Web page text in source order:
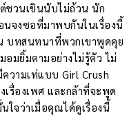
ชวนเขินนับไม่ถ้วน นัก
จงซอที่มาพบกันในเรื่องนี้
บทสนทนาที่พวกเขาพูดคุย
อมยิ้มตามอย่างไม่รู้ตัว ไม่
ความเท่แบบ Girl Crush
รื่องเพศ และกล้าที่จะพูด
ใจว่าเมื่อคุณได้ดูเรื่องนี้